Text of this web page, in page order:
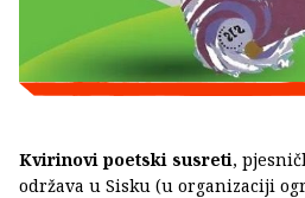
Kvirinovi poetski susreti,
održava u Sisku (u organizaciji